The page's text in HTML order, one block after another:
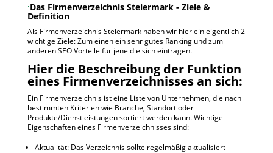
Das Firmenverzeichnis Steiermark - Ziele &
Definition
Als Firmenverzeichnis Steiermark haben wir hier ein eigentlich 2
wichtige Ziele: Zum einen ein sehr gutes Ranking und zum
anderen SEO Vorteile für jene die sich eintragen.
Hier die Beschreibung der Funktion
eines Firmenverzeichnisses an sich:
Ein Firmenverzeichnis ist eine Liste von Unternehmen, die nach
bestimmten Kriterien wie Branche, Standort oder
Produkte/Dienstleistungen sortiert werden kann. Wichtige
Eigenschaften eines Firmenverzeichnisses sind:
Aktualität: Das Verzeichnis sollte regelmäßig aktualisiert